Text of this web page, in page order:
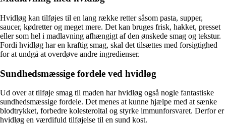
Hvidløg kan tilføjes til en lang række retter såsom pasta, supper,
saucer, kødretter og meget mere. Det kan bruges frisk, hakket, presset
eller som hel i madlavning afhængigt af den ønskede smag og tekstur.
Fordi hvidløg har en kraftig smag, skal det tilsættes med forsigtighed
for at undgå at overdøve andre ingredienser.
Sundhedsmæssige fordele ved hvidløg
Ud over at tilføje smag til maden har hvidløg også nogle fantastiske
sundhedsmæssige fordele. Det menes at kunne hjælpe med at sænke
blodtrykket, forbedre kolesteroltal og styrke immunforsvaret. Derfor er
hvidløg en værdifuld tilføjelse til en sund kost.